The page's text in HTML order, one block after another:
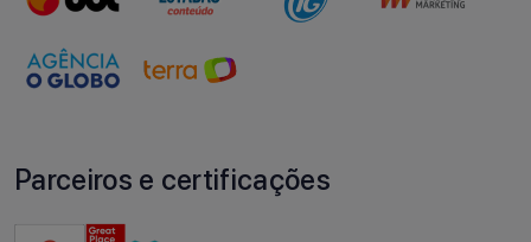
Parceiros e certificações